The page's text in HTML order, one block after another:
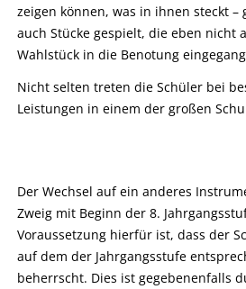
zeigen können, was in ihnen steckt –
auch Stücke gespielt, die eben nicht
Wahlstück in die Benotung
Nicht selten treten die Schüler bei
Leistungen in einem der großen
Der Wechsel auf ein anderes
Zweig mit Beginn der 8.
Voraussetzung hierfür ist, dass der
auf dem der Jahrgangsstufe
beherrscht. Dies ist gegebenenfalls